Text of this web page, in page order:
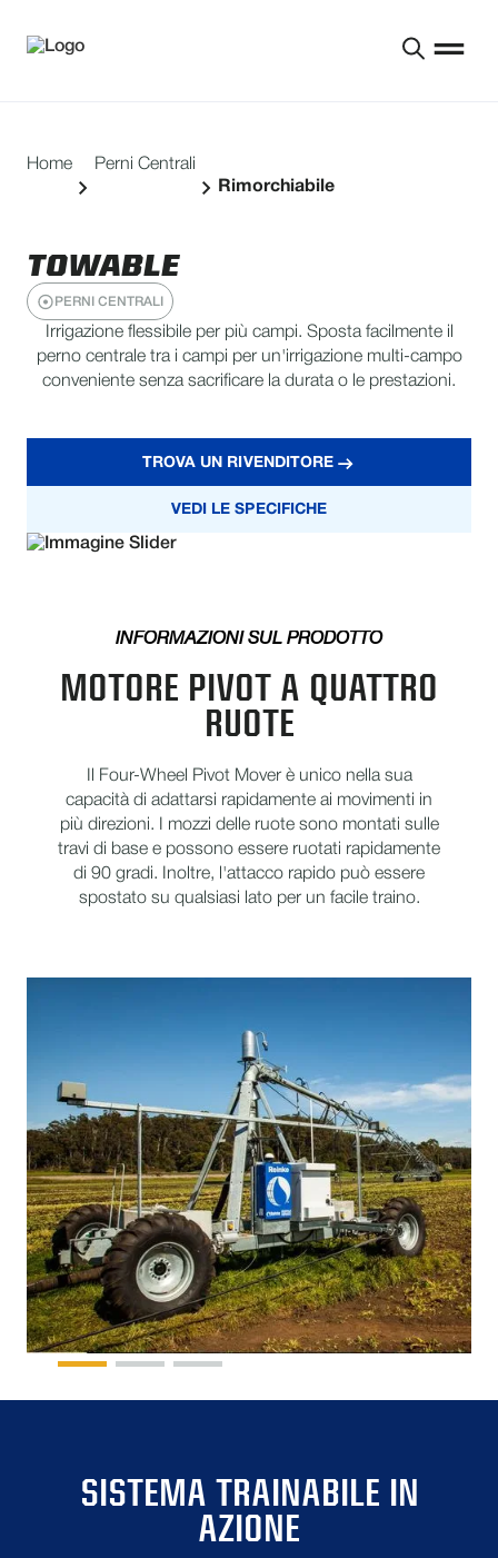
Home
Perni Centrali
Rimorchiabile
TOWABLE
PERNI CENTRALI
Irrigazione flessibile per più campi. Sposta facilmente il
perno centrale tra i campi per un'irrigazione multi-campo
conveniente senza sacrificare la durata o le prestazioni.
TROVA UN RIVENDITORE
VEDI LE SPECIFICHE
INFORMAZIONI SUL PRODOTTO
MOTORE PIVOT A QUATTRO
RUOTE
Il Four-Wheel Pivot Mover è unico nella sua
capacità di adattarsi rapidamente ai movimenti in
più direzioni. I mozzi delle ruote sono montati sulle
travi di base e possono essere ruotati rapidamente
di 90 gradi. Inoltre, l'attacco rapido può essere
spostato su qualsiasi lato per un facile traino.
SISTEMA TRAINABILE IN
AZIONE